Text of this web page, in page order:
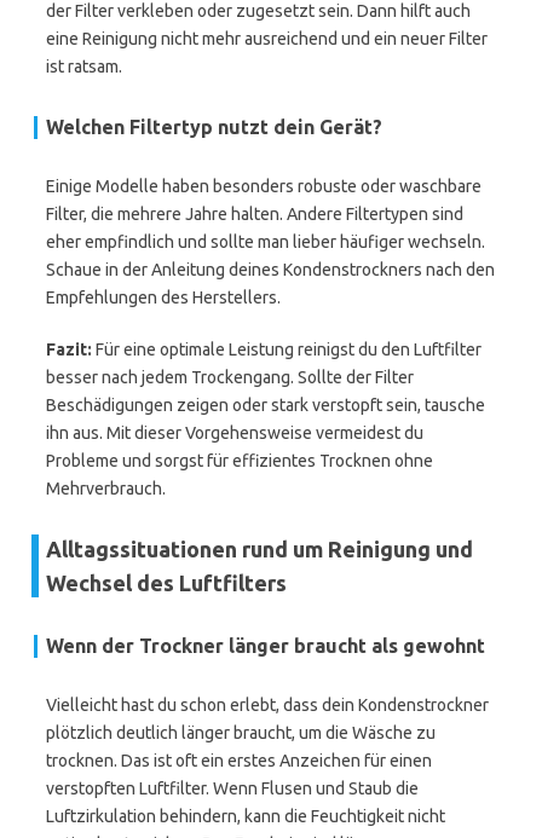
der Filter verkleben oder zugesetzt sein. Dann hilft auch
eine Reinigung nicht mehr ausreichend und ein neuer Filter
ist ratsam.
Welchen Filtertyp nutzt dein Gerät?
Einige Modelle haben besonders robuste oder waschbare
Filter, die mehrere Jahre halten. Andere Filtertypen sind
eher empfindlich und sollte man lieber häufiger wechseln.
Schaue in der Anleitung deines Kondenstrockners nach den
Empfehlungen des Herstellers.
Fazit: Für eine optimale Leistung reinigst du den Luftfilter
besser nach jedem Trockengang. Sollte der Filter
Beschädigungen zeigen oder stark verstopft sein, tausche
ihn aus. Mit dieser Vorgehensweise vermeidest du
Probleme und sorgst für effizientes Trocknen ohne
Mehrverbrauch.
Alltagssituationen rund um Reinigung und
Wechsel des Luftfilters
Wenn der Trockner länger braucht als gewohnt
Vielleicht hast du schon erlebt, dass dein Kondenstrockner
plötzlich deutlich länger braucht, um die Wäsche zu
trocknen. Das ist oft ein erstes Anzeichen für einen
verstopften Luftfilter. Wenn Flusen und Staub die
Luftzirkulation behindern, kann die Feuchtigkeit nicht